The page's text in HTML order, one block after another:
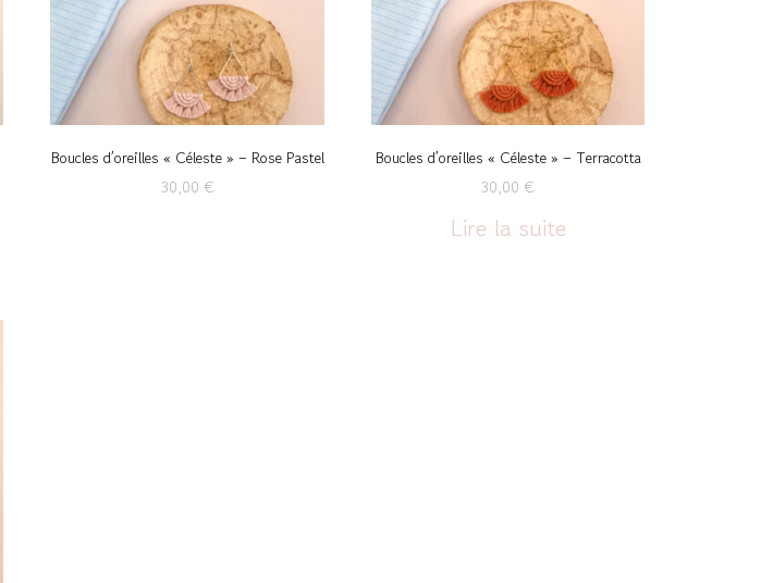
Boucles d’oreilles « Céleste » – Rose Pastel
30,00 €
Boucles d’oreilles « Céleste » – Terracotta
30,00€
Lire la suite